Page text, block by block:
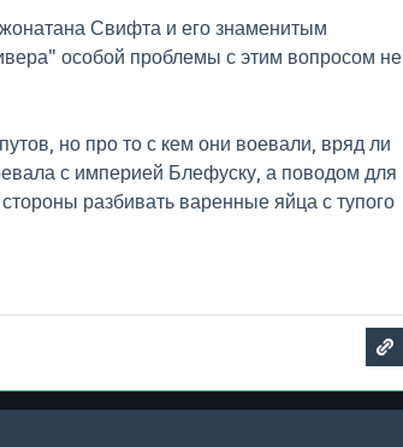
Свифта и его знаменитым
особой проблемы с этим вопросом не
но про то с кем они воевали, вряд ли
с империей Блефуску, а поводом для
разбивать варенные яйца с тупого